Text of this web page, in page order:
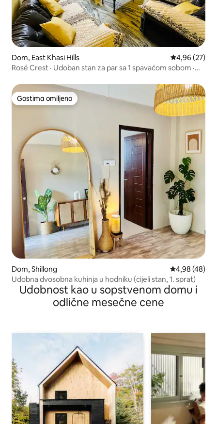
Dom, East Khasi Hills Prosečna
4,96 (27)
Rosé Crest · Udoban stan za par sa 1 spavaćom sobom ·
Gostima omiljeno
Gostima omiljeno
Dom, Shillong Prosečna
4,98 (48)
Udobna dvosobna kuhinja u hodniku (cijeli stan, 1. sprat)
Udobnost kao u sopstvenom domu i
odlične mesečne cene